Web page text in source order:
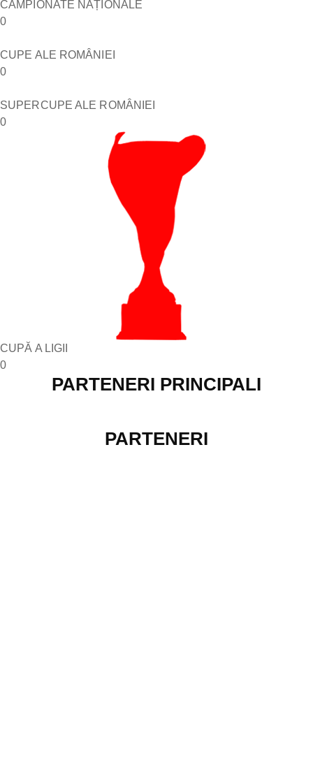
CAMPIONATE NAȚIONALE
0
CUPE ALE ROMÂNIEI
0
SUPERCUPE ALE ROMÂNIEI
0
CUPĂ A LIGII
0
PARTENERI PRINCIPALI
PARTENERI